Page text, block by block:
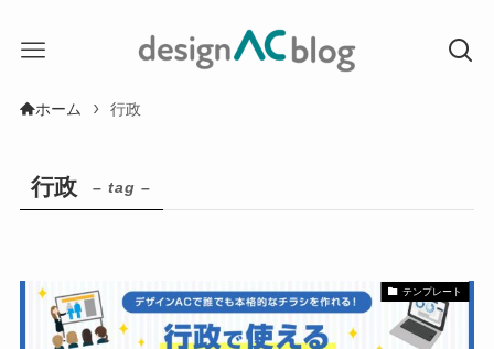
ホーム 行政
行政 – tag –
テンプレート